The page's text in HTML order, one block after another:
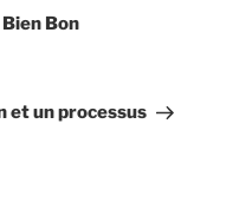
Bon
et un processus